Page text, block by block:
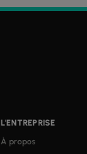
L'ENTREPRISE
À propos